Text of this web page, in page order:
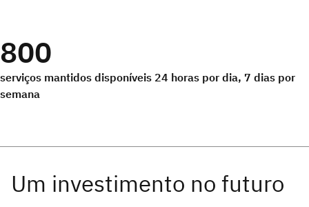
800
serviços mantidos disponíveis 24 horas por dia, 7 dias por
semana